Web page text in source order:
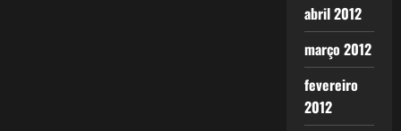
abril 2012
março 2012
fevereiro
2012